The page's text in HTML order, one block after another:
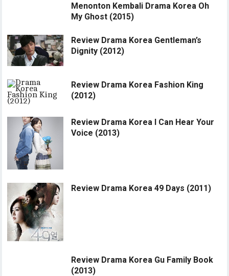
Menonton Kembali Drama Korea Oh
My Ghost (2015)
Review Drama Korea Gentleman’s
Dignity (2012)
Review Drama Korea Fashion King
(2012)
Review Drama Korea I Can Hear Your
Voice (2013)
Review Drama Korea 49 Days (2011)
Review Drama Korea Gu Family Book
(2013)